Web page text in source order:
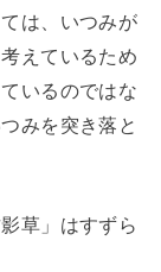
は、いつみが
えているため
いるのではな
みを突き落と
草」はすずら